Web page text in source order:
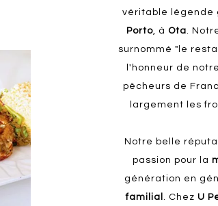
véritable légende
Porto, à Ota.
surnommé "le
l'honneur de
pêcheurs de
largement les
Notre belle
passion pour la
génération en
familial . Chez U